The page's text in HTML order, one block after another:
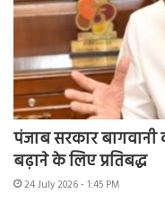
पंजाब सरकार
बढ़ाने के लिए प्रतिबद्ध
24 July 2026 - 1:45 PM